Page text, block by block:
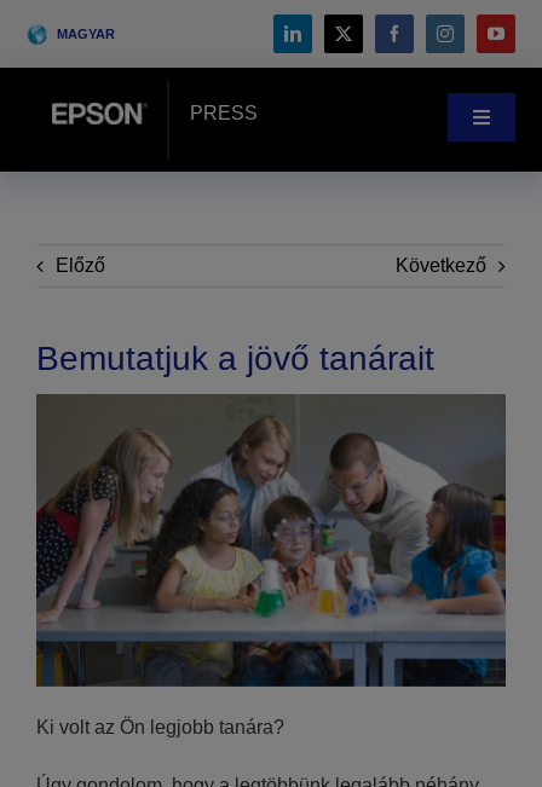
MAGYAR
PRESS
Toggle
Vásárlói történetek
Search
for:
Előző Következő
Bemutatjuk a jövő tanárait
Ki volt az Ön legjobb tanára?